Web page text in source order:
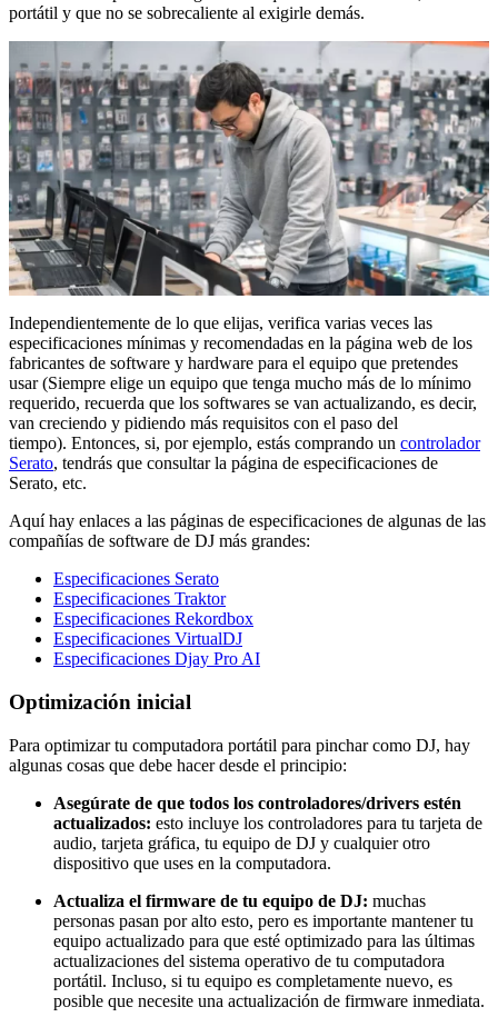
portátil y que no se sobrecaliente al exigirle demás.
Independientemente de lo que elijas, verifica varias veces las
especificaciones mínimas y recomendadas en la página web de los
fabricantes de software y hardware para el equipo que pretendes
usar (Siempre elige un equipo que tenga mucho más de lo mínimo
requerido, recuerda que los softwares se van actualizando, es decir,
van creciendo y pidiendo más requisitos con el paso del
tiempo). Entonces, si, por ejemplo, estás comprando un controlador
Serato, tendrás que consultar la página de especificaciones de
Serato, etc.
Aquí hay enlaces a las páginas de especificaciones de algunas de las
compañías de software de DJ más grandes:
Especificaciones Serato
Especificaciones Traktor
Especificaciones Rekordbox
Especificaciones VirtualDJ
Especificaciones Djay Pro AI
Optimización inicial
Para optimizar tu computadora portátil para pinchar como DJ, hay
algunas cosas que debe hacer desde el principio:
Asegúrate de que todos los controladores/drivers estén
actualizados: esto incluye los controladores para tu tarjeta de
audio, tarjeta gráfica, tu equipo de DJ y cualquier otro
dispositivo que uses en la computadora.
Actualiza el firmware de tu equipo de DJ: muchas
personas pasan por alto esto, pero es importante mantener tu
equipo actualizado para que esté optimizado para las últimas
actualizaciones del sistema operativo de tu computadora
portátil. Incluso, si tu equipo es completamente nuevo, es
posible que necesite una actualización de firmware inmediata.